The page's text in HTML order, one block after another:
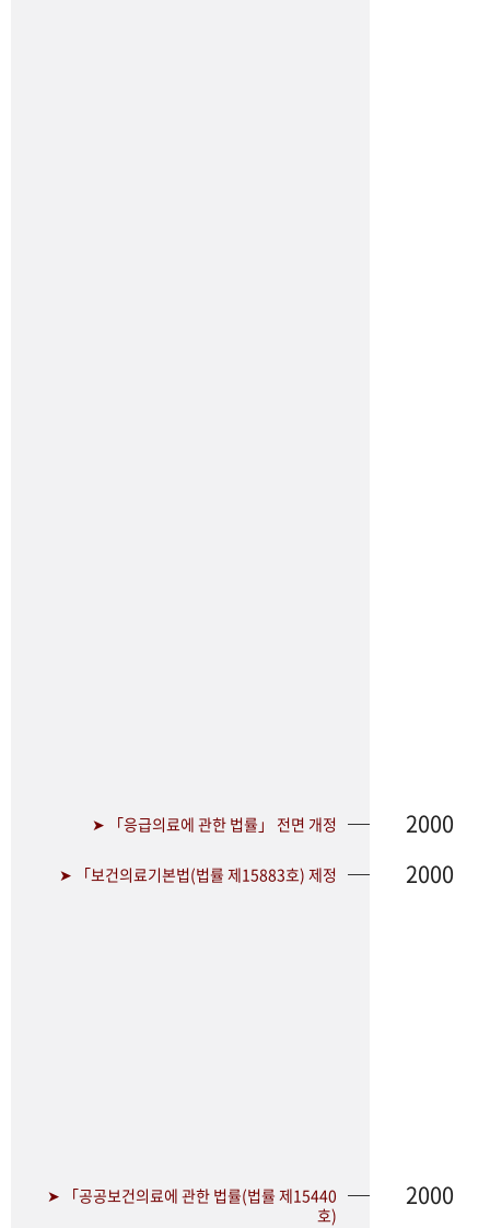
➤ 「응급의료에 관한 법률」 전면 개정 2000
➤ 「보건의료기본법(법률 제15883호) 제정 2000
➤ 「공공보건의료에 관한 법률(법률 제15440
호)
2000